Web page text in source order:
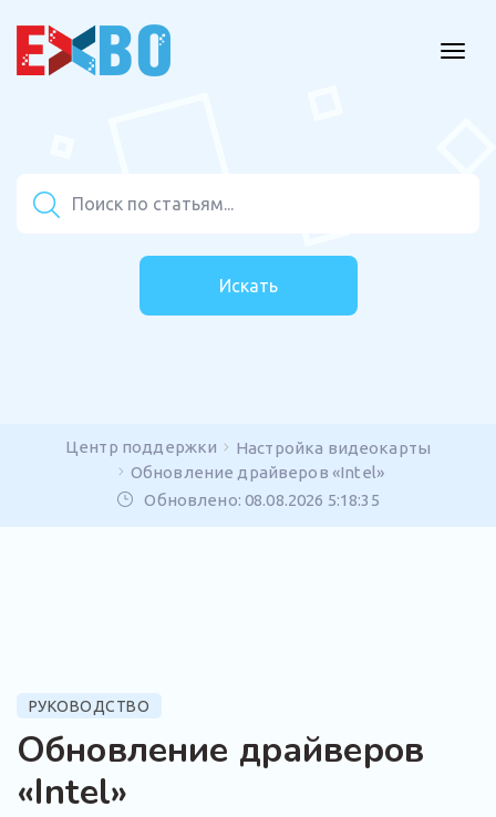
Искать
Центр поддержки
Настройка видеокарты
Обновление драйверов «Intel»
Обновлено: 08.08.2026 5:18:35
РУКОВОДСТВО
Обновление драйверов
«Intel»